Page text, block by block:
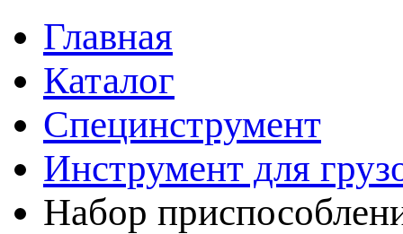
Главная
Каталог
Специнструмент
Инструмент для
Набор